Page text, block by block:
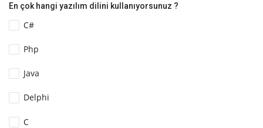
En çok hangi yazılım dilini kullanıyorsunuz ?
C#
Php
Java
Delphi
C